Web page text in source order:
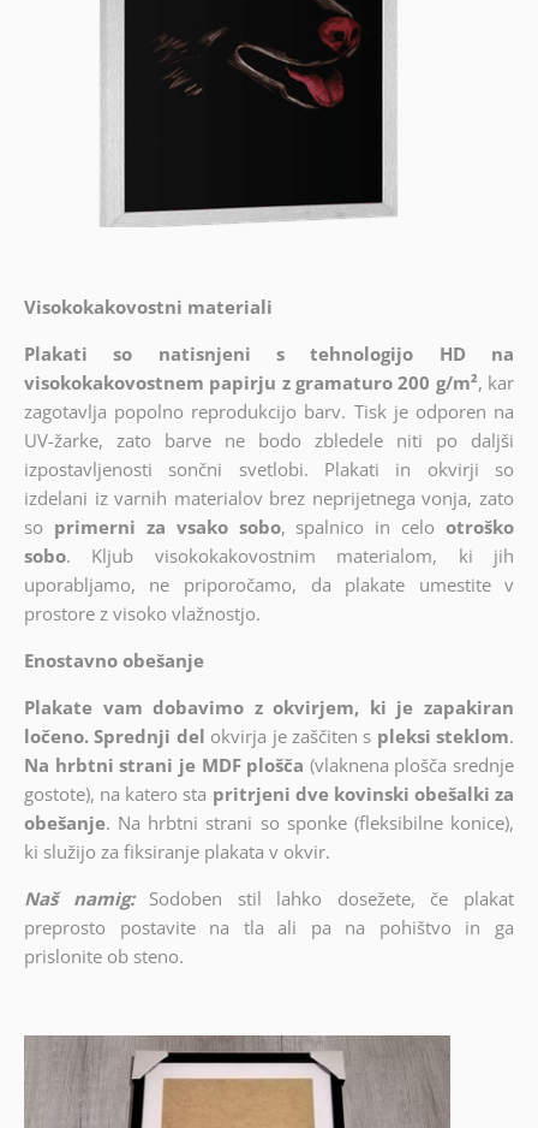
Visokokakovostni materiali
Plakati so natisnjeni s tehnologijo HD na
visokokakovostnem papirju z gramaturo 200 g/m², kar
zagotavlja popolno reprodukcijo barv. Tisk je odporen na
UV-žarke, zato barve ne bodo zbledele niti po daljši
izpostavljenosti sončni svetlobi. Plakati in okvirji so
izdelani iz varnih materialov brez neprijetnega vonja, zato
so primerni za vsako sobo, spalnico in celo otroško
sobo. Kljub visokokakovostnim materialom, ki jih
uporabljamo, ne priporočamo, da plakate umestite v
prostore z visoko vlažnostjo.
Enostavno obešanje
Plakate vam dobavimo z okvirjem, ki je zapakiran
ločeno. Sprednji del okvirja je zaščiten s pleksi steklom.
Na hrbtni strani je MDF plošča (vlaknena plošča srednje
gostote), na katero sta pritrjeni dve kovinski obešalki za
obešanje. Na hrbtni strani so sponke (fleksibilne konice),
ki služijo za fiksiranje plakata v okvir.
Naš namig:
Sodoben stil lahko dosežete, če plakat
preprosto postavite na tla ali pa na pohištvo in ga
prislonite ob steno.